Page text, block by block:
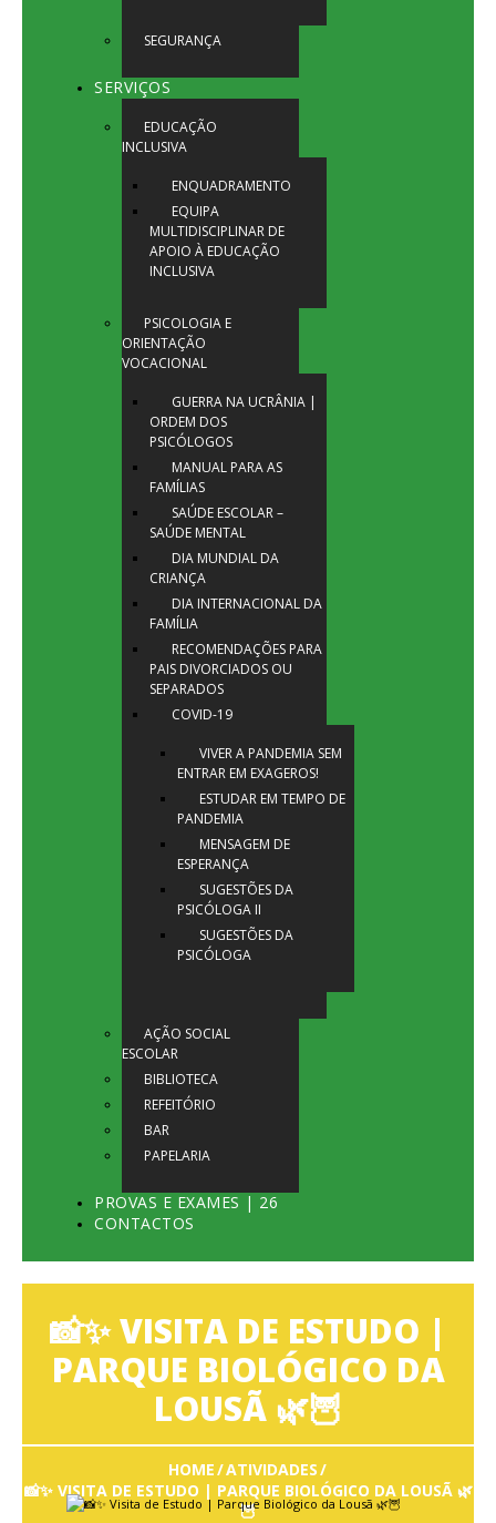
SEGURANÇA
SERVIÇOS
EDUCAÇÃO
INCLUSIVA
ENQUADRAMENTO
EQUIPA
MULTIDISCIPLINAR DE
APOIO À EDUCAÇÃO
INCLUSIVA
PSICOLOGIA E
ORIENTAÇÃO
VOCACIONAL
GUERRA NA UCRÂNIA |
ORDEM DOS
PSICÓLOGOS
MANUAL PARA AS
FAMÍLIAS
SAÚDE ESCOLAR –
SAÚDE MENTAL
DIA MUNDIAL DA
CRIANÇA
DIA INTERNACIONAL DA
FAMÍLIA
RECOMENDAÇÕES PARA
PAIS DIVORCIADOS OU
SEPARADOS
COVID-19
VIVER A PANDEMIA SEM
ENTRAR EM EXAGEROS!
ESTUDAR EM TEMPO DE
PANDEMIA
MENSAGEM DE
ESPERANÇA
SUGESTÕES DA
PSICÓLOGA II
SUGESTÕES DA
PSICÓLOGA
AÇÃO SOCIAL
ESCOLAR
BIBLIOTECA
REFEITÓRIO
BAR
PAPELARIA
PROVAS E EXAMES | 26
CONTACTOS
📸✨ VISITA DE ESTUDO |
PARQUE BIOLÓGICO DA
LOUSÃ 🌿🦉
HOME ATIVIDADES
📸✨ VISITA DE ESTUDO | PARQUE BIOLÓGICO DA LOUSÃ 🌿
🦉